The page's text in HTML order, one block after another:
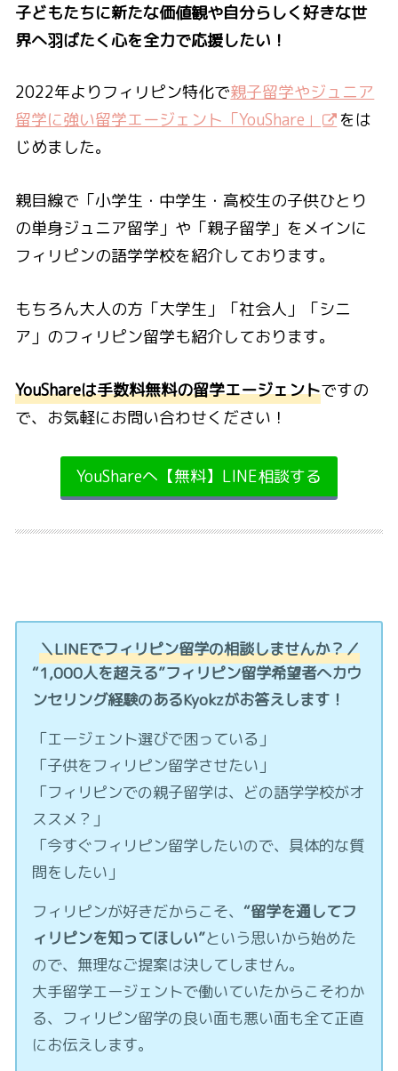
子どもたちに新たな価値観や自分らしく好きな世
界へ羽ばたく心を全力で応援したい！
2022年よりフィリピン特化で親子留学やジュニア
留学に強い留学エージェント「YouShare」
をは
じめました。
親目線で「小学生・中学生・高校生の子供ひとり
の単身ジュニア留学」や「親子留学」をメインに
フィリピンの語学学校を紹介しております。
もちろん大人の方「大学生」「社会人」「シニ
ア」のフィリピン留学も紹介しております。
YouShareは手数料無料の留学エージェントですの
で、お気軽にお問い合わせください！
YouShareへ【無料】LINE相談する
＼LINEでフィリピン留学の相談しませんか？／
“1,000人を超える”フィリピン留学希望者へカウ
ンセリング経験のあるKyokzがお答えします！
「エージェント選びで困っている」
「子供をフィリピン留学させたい」
「フィリピンでの親子留学は、どの語学学校がオ
ススメ？」
「今すぐフィリピン留学したいので、具体的な質
問をしたい」
フィリピンが好きだからこそ、 “留学を通してフ
ィリピンを知ってほしい”という思いから始めた
ので、無理なご提案は決してしません。
大手留学エージェントで働いていたからこそわか
る、フィリピン留学の良い面も悪い面も全て正直
にお伝えします。